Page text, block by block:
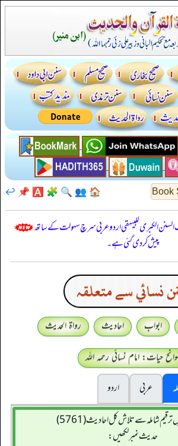
Book
🏠
👥
🔍
🧩
🅰️
📌
↩️
السنن الكبرى للبيهقي اردو عربی سرچ سہولت کے ساتھ
پیش کر دی گئی ہے۔
نسائي سے متعلقہ
ابواب احادیث
رواۃ الحدیث
حیات: امام نسائی رحمہ اللہ
عربی
اردو
ترقیم شاملہ سے تلاش کل احادیث (5761)
حدیث نمبر لکھیں: